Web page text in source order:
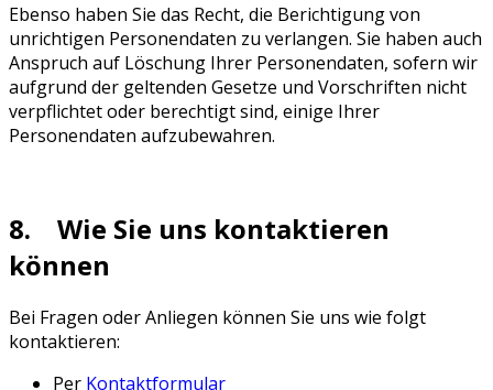
Ebenso haben Sie das Recht, die Berichtigung von
unrichtigen Personendaten zu verlangen. Sie haben auch
Anspruch auf Löschung Ihrer Personendaten, sofern wir
aufgrund der geltenden Gesetze und Vorschriften nicht
verpflichtet oder berechtigt sind, einige Ihrer
Personendaten aufzubewahren.
8. Wie Sie uns kontaktieren
können
Bei Fragen oder Anliegen können Sie uns wie folgt
kontaktieren:
Per Kontaktformular